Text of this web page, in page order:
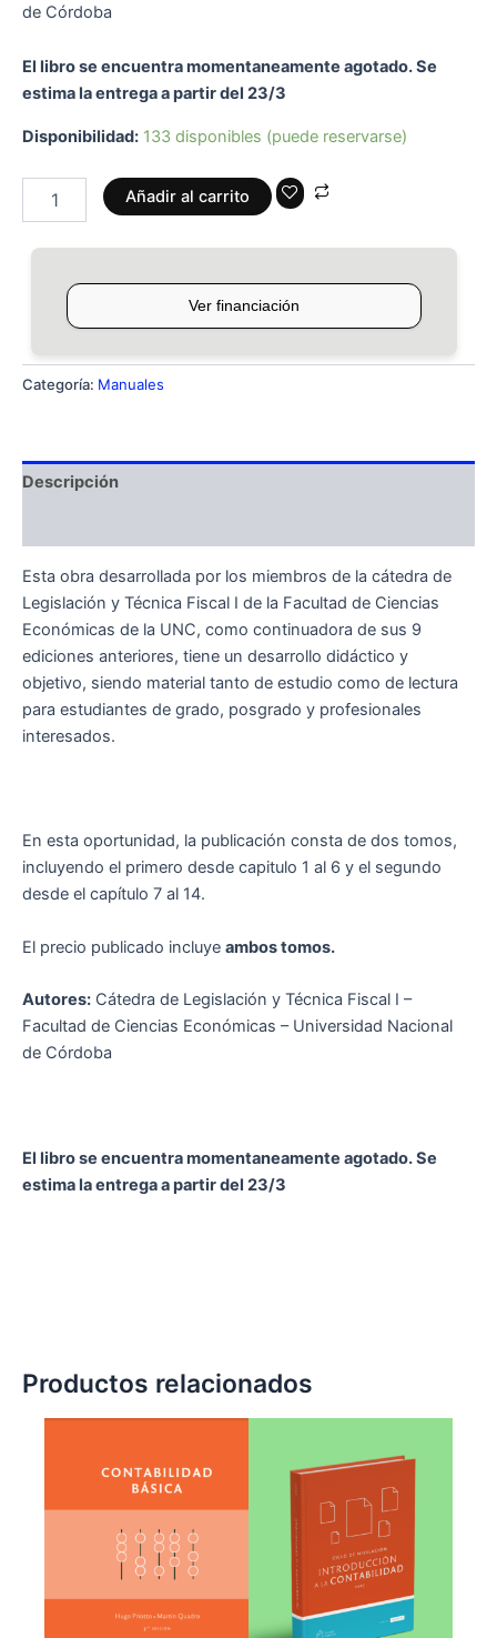
de Córdoba
El libro se encuentra momentaneamente agotado. Se
estima la entrega a partir del 23/3
Disponibilidad: 133 disponibles (puede reservarse)
Añadir al carrito
Categoría: Manuales
Descripción
Esta obra desarrollada por los miembros de la cátedra de
Legislación y Técnica Fiscal I de la Facultad de Ciencias
Económicas de la UNC, como continuadora de sus 9
ediciones anteriores, tiene un desarrollo didáctico y
objetivo, siendo material tanto de estudio como de lectura
para estudiantes de grado, posgrado y profesionales
interesados.
En esta oportunidad, la publicación consta de dos tomos,
incluyendo el primero desde capitulo 1 al 6 y el segundo
desde el capítulo 7 al 14.
El precio publicado incluye ambos tomos.
Autores: Cátedra de Legislación y Técnica Fiscal I –
Facultad de Ciencias Económicas – Universidad Nacional
de Córdoba
El libro se encuentra momentaneamente agotado. Se
estima la entrega a partir del 23/3
Productos relacionados